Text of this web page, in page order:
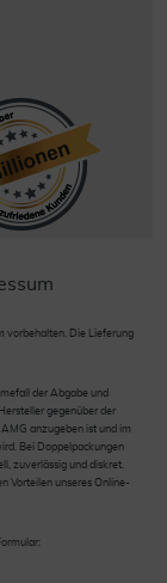
vorbehalten. Die Lieferung
der Abgabe und
gegenüber der
anzugeben ist und im
Bei Doppelpackungen
zuverlässig und diskret.
Vorteilen unseres Online-